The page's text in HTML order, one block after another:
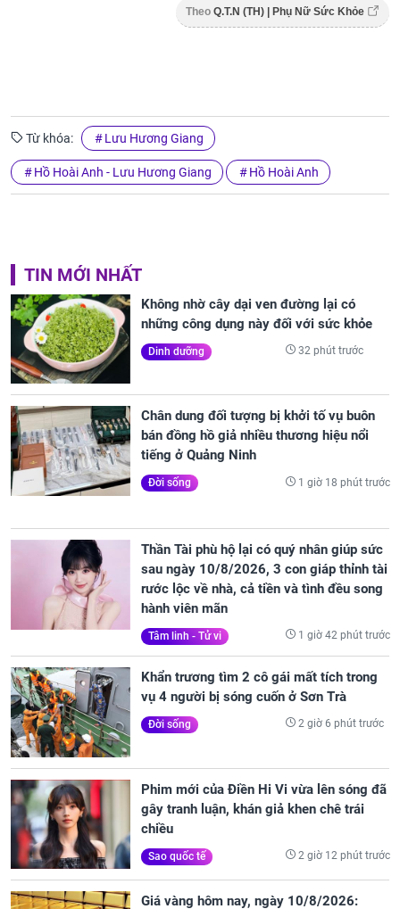
Theo Q.T.N (TH) | Phụ Nữ Sức Khỏe
Từ khóa: Lưu Hương Giang
Hồ Hoài Anh - Lưu Hương Giang Hồ Hoài Anh
TIN MỚI NHẤT
Không nhờ cây dại ven đường lại có
những công dụng này đối với sức khỏe
Dinh dưỡng 32 phút trước
Chân dung đối tượng bị khởi tố vụ buôn
bán đồng hồ giả nhiều thương hiệu nổi
tiếng ở Quảng Ninh
Đời sống 1 giờ 18 phút trước
Thần Tài phù hộ lại có quý nhân giúp sức
sau ngày 10/8/2026, 3 con giáp thỉnh tài
rước lộc về nhà, cả tiền và tình đều song
hành viên mãn
Tâm linh - Tử vi 1 giờ 42 phút trước
Khẩn trương tìm 2 cô gái mất tích trong
vụ 4 người bị sóng cuốn ở Sơn Trà
Đời sống 2 giờ 6 phút trước
Phim mới của Điền Hi Vi vừa lên sóng đã
gây tranh luận, khán giả khen chê trái
chiều
Sao quốc tế 2 giờ 12 phút trước
Giá vàng hôm nay, ngày 10/8/2026: